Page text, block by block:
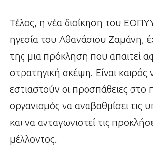
Τέλος, η νέα διοίκηση του
ηγεσία του Αθανάσιου Ζαμάνη,
της μια πρόκληση που απαιτεί
στρατηγική σκέψη. Είναι καιρός
εστιαστούν οι προσπάθειες στο
οργανισμός να αναβαθμίσει τις
και να ανταγωνιστεί τις
μέλλοντος.